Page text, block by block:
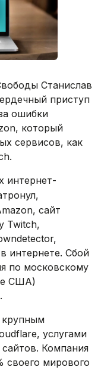
Станислав
приступ
ошибки
который
сервисов, как
интернет-
сайт
Twitch,
интернете. Сбой
по московскому
США)
крупным
услугами
Компания
своего мирового